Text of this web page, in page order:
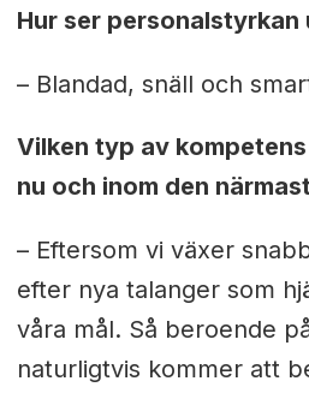
Hur ser personalstyrkan
– Blandad, snäll och
Vilken typ av
nu och inom den
– Eftersom vi växer
efter nya talanger som
våra mål. Så beroende
naturligtvis kommer att